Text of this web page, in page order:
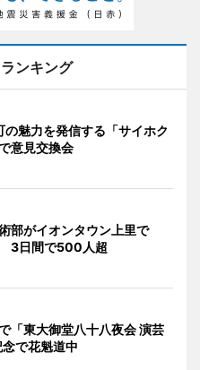
ンキング
の魅力を発信する「サイホク
意見交換会
部がイオンタウン上里で
3日間で500人超
「東大御堂八十八夜会 演芸
で花魁道中